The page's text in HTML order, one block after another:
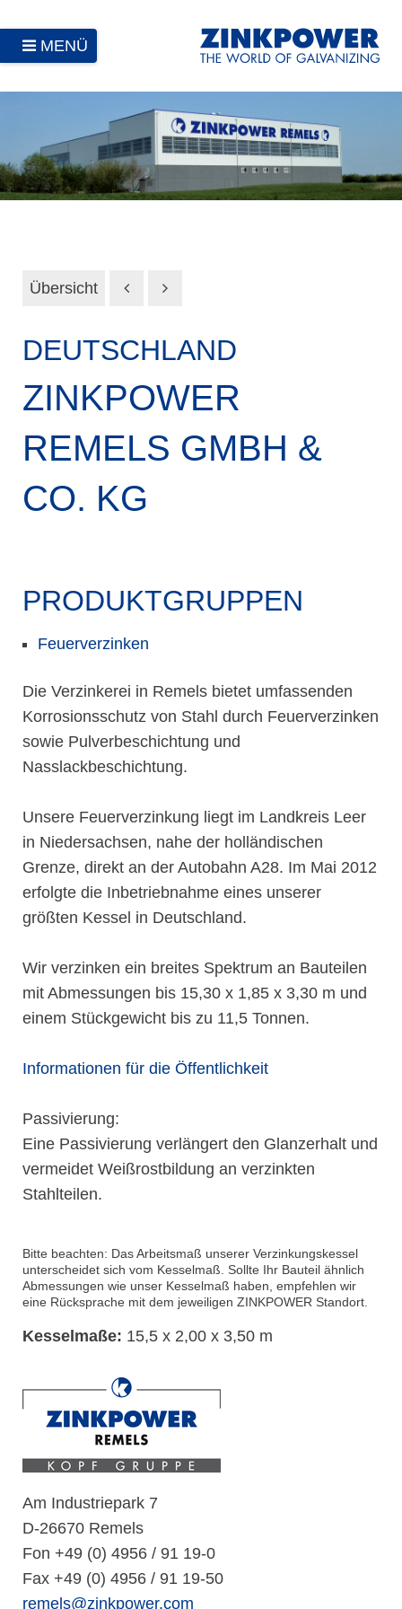
MENÜ
Übersicht
DEUTSCHLAND
ZINKPOWER
REMELS GMBH &
CO. KG
PRODUKTGRUPPEN
Feuerverzinken
Die Verzinkerei in Remels bietet umfassenden
Korrosionsschutz von Stahl durch Feuerverzinken
sowie Pulverbeschichtung und
Nasslackbeschichtung.
Unsere Feuerverzinkung liegt im Landkreis Leer
in Niedersachsen, nahe der holländischen
Grenze, direkt an der Autobahn A28. Im Mai 2012
erfolgte die Inbetriebnahme eines unserer
größten Kessel in Deutschland.
Wir verzinken ein breites Spektrum an Bauteilen
mit Abmessungen bis 15,30 x 1,85 x 3,30 m und
einem Stückgewicht bis zu 11,5 Tonnen.
Informationen für die Öffentlichkeit
Passivierung:
Eine Passivierung verlängert den Glanzerhalt und
vermeidet Weißrostbildung an verzinkten
Stahlteilen.
Bitte beachten: Das Arbeitsmaß unserer Verzinkungskessel
unterscheidet sich vom Kesselmaß. Sollte Ihr Bauteil ähnlich
Abmessungen wie unser Kesselmaß haben, empfehlen wir
eine Rücksprache mit dem jeweiligen ZINKPOWER Standort.
Kesselmaße: 15,5 x 2,00 x 3,50 m
Am Industriepark 7
D-26670 Remels
Fon +49 (0) 4956 / 91 19-0
Fax +49 (0) 4956 / 91 19-50
remels@zinkpower.com